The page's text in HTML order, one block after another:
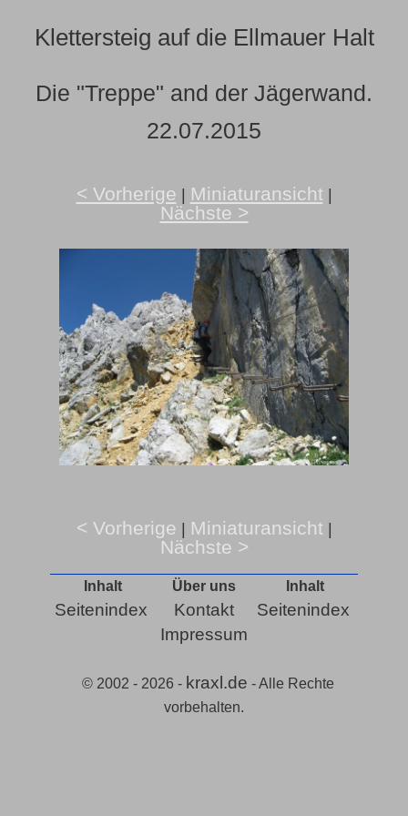
Klettersteig auf die Ellmauer Halt
Die "Treppe" and der Jägerwand.
22.07.2015
< Vorherige Miniaturansicht|
Nächste >
< Vorherige Miniaturansicht|
Nächste >
Inhalt
Seitenindex
Über uns
Kontakt
Impressum
Inhalt
Seitenindex
© 2002 - 2026 - kraxl.de - Alle Rechte
vorbehalten.